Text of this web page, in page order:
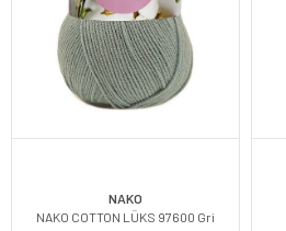
NAKO
NAKO COTTON LÜKS 97600 Gri